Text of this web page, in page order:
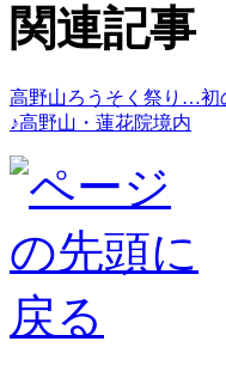
関連記事
高野山ろうそく祭り…初
♪高野山・蓮花院境内